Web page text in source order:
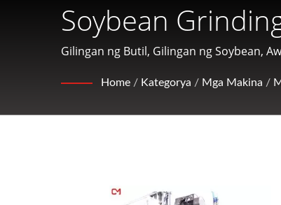
Soybean
Para Sa
CHUANG MEI
Gilingan ng Butil, Gilingan ng Soybean,
nag-aalok ng magiliw na serbisyo sa mga
Home / Kategorya / Mga Makina /